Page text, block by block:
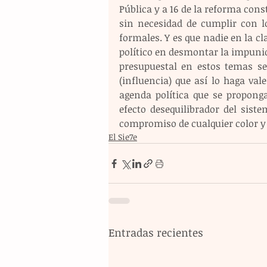
Pública y a 16 de la reforma
sin necesidad de cumplir con
formales. Y es que nadie en la
político en desmontar la
presupuestal en estos temas
(influencia) que así lo haga
agenda política que se
efecto desequilibrador del
compromiso de cualquier color
El Sie7e
Entradas recientes